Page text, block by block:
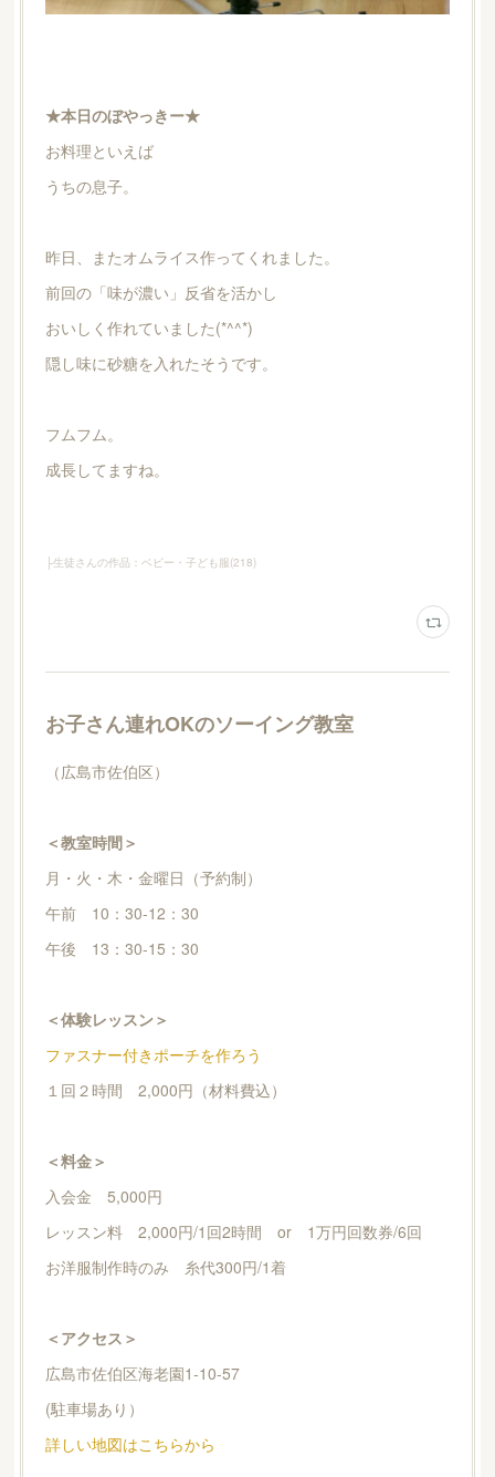
★本日のぼやっきー★
お料理といえば
うちの息子。
昨日、またオムライス作ってくれました。
前回の「味が濃い」反省を活かし
おいしく作れていました(*^^*)
隠し味に砂糖を入れたそうです。
フムフム。
成長してますね。
├生徒さんの作品：ベビー・子ども服(218)
お子さん連れOKのソーイング教室
（広島市佐伯区）
＜教室時間＞
月・火・木・金曜日（予約制）
午前 10：30-12：30
午後 13：30-15：30
＜体験レッスン＞
ファスナー付きポーチを作ろう
１回２時間 2,000円（材料費込）
＜料金＞
入会金 5,000円
レッスン料 2,000円/1回2時間 or 1万円回数券/6回
お洋服制作時のみ 糸代300円/1着
＜アクセス＞
広島市佐伯区海老園1-10-57
(駐車場あり）
詳しい地図はこちらから